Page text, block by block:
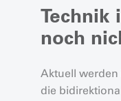
Technik
noch
Aktuell
die